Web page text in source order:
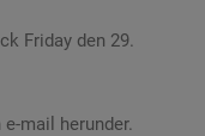
Friday den 29.
mail herunder.